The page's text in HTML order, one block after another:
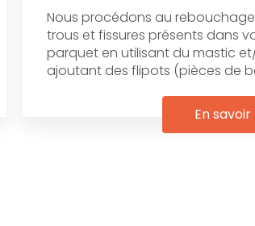
Nous procédons au
trous et fissures présents dans
parquet en utilisant du mastic
ajoutant des flipots (pièces de
En savoir